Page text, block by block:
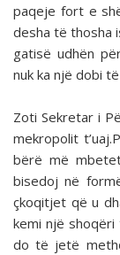
paqeje fort e
desha të thosha
gatisë udhën
nuk ka një dobi
Zoti Sekretar i
mekropolit
bërë më
bisedoj në
çkoqitjet që u
kemi një shoqëri
do të jetë